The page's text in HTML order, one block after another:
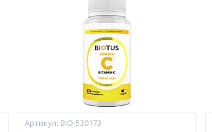
BIO-530173